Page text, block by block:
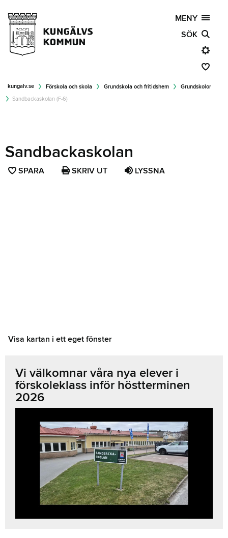
MENY
SÖK
kungalv.se Förskola och skola Grundskola och fritidshem
Grundskolor
Sandbackaskolan (F-6)
Sandbackaskolan
SPARA SPARA SKRIV UT LYSSNA
Visa kartan i ett eget fönster
Vi välkomnar våra nya elever i
förskoleklass inför höstterminen
2026